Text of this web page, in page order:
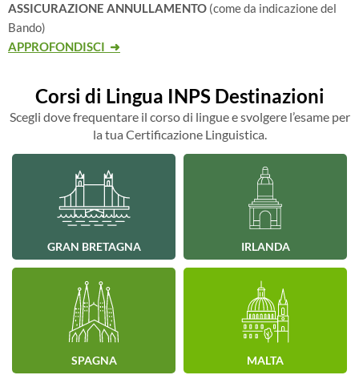
ASSICURAZIONE ANNULLAMENTO (come da indicazione del
Bando)
APPROFONDISCI ➜
Corsi di Lingua INPS Destinazioni
Scegli dove frequentare il corso di lingue e svolgere l’esame per
la tua Certificazione Linguistica.
GRAN BRETAGNA IRLANDA
SPAGNA MALTA